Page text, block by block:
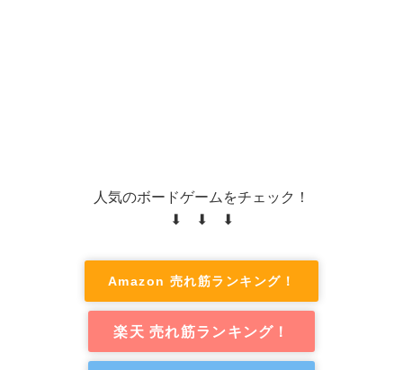
人気のボードゲームをチェック！
⬇ ⬇ ⬇
Amazon 売れ筋ランキング！
楽天 売れ筋ランキング！